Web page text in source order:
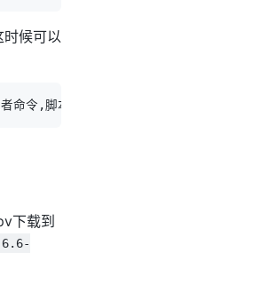
候可以
命令,脚本或命令需要提前调试好
下载到